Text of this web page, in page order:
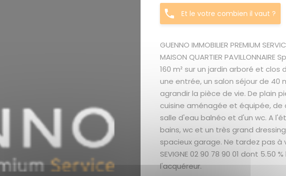
Et le votre combien il vaut ?
GUENNO IMMOBILIER PREMIUM
MAISON QUARTIER
160 m² sur un jardin arboré et clos
une entrée, un salon séjour de 40
agrandir la pièce de vie. De plain
cuisine aménagée et équipée, de
salle d'eau balnéo et d'un wc. A
bains, wc et un très grand
spacieux garage. Ne tardez pas à
SEVIGNE 02 90 78 90 01 dont 5.50
l'acquéreur.